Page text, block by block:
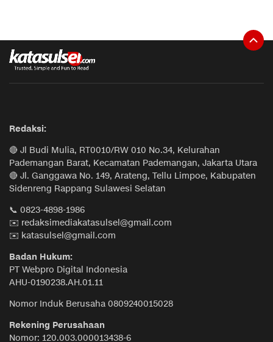
Redaksi:
🔴 Jl Budi Mulia, RT0010/RW 010 No.34, Kelurahan
Pademangan Barat, Kecamatan Pademangan, Jakarta Utara
🔴 Jl. Ganggawa No. 149, Arateng, Tellu Limpoe, Kabupaten
Sidenreng Rappang Sulawesi Selatan
📞 0823-4898-1986
✉️ redaksimediakatasulsel@gmail.com
✉️ katasulsel@gmail.com
Badan Hukum:
PT Webpro Digital Indonesia
AHU-0190238.AH.01.11
Nomor Induk Berusaha 0809240015028
Rekening Perusahaan
Nomor: 120.003.000013438-6